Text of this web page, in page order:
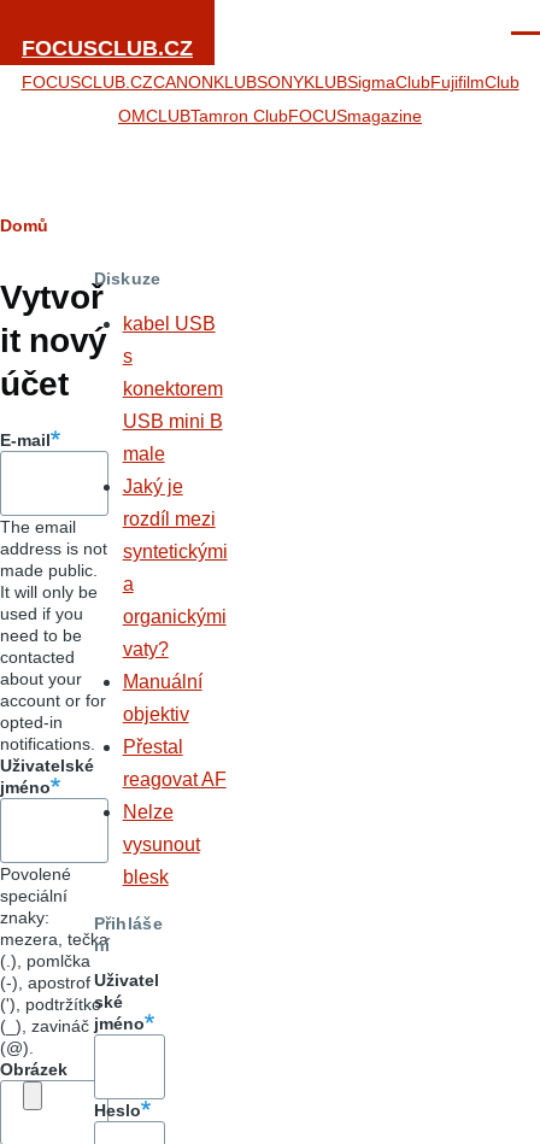
FOCUSCLUB.CZ
FOCUSCLUB.CZCANONKLUBSONYKLUBSigmaClubFujifilmClub
OMCLUBTamron ClubFOCUSmagazine
Hlavní
záložky
Drobečková
navigace
Domů
Vytvoř
it nový
účet
E-mail
The email
address is not
made public.
It will only be
used if you
need to be
contacted
about your
account or for
opted-in
notifications.
Uživatelské
jméno
Povolené
speciální
znaky:
mezera, tečka
(.), pomlčka
(-), apostrof
('), podtržítko
(_), zavináč
(@).
Obrázek
Diskuze
kabel USB
s
konektorem
USB mini B
male
Jaký je
rozdíl mezi
syntetickými
a
organickými
vaty?
Manuální
objektiv
Přestal
reagovat AF
Nelze
vysunout
blesk
Přihláše
ní
Uživatel
ské
jméno
Heslo